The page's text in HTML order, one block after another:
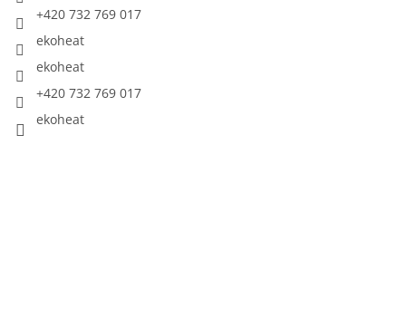
+420 732 769 017
ekoheat
ekoheat
+420 732 769 017
ekoheat